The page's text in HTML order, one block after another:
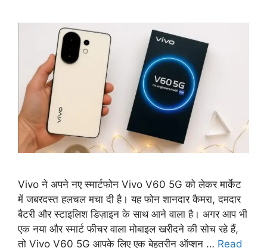
Vivo ने अपने नए स्मार्टफोन Vivo V60 5G को लेकर मार्केट
में जबरदस्त हलचल मचा दी है। यह फोन शानदार कैमरा, दमदार
बैटरी और स्टाइलिश डिज़ाइन के साथ आने वाला है। अगर आप भी
एक नया और स्मार्ट फीचर वाला मोबाइल खरीदने की सोच रहे हैं,
तो Vivo V60 5G आपके लिए एक बेहतरीन ऑप्शन … Read